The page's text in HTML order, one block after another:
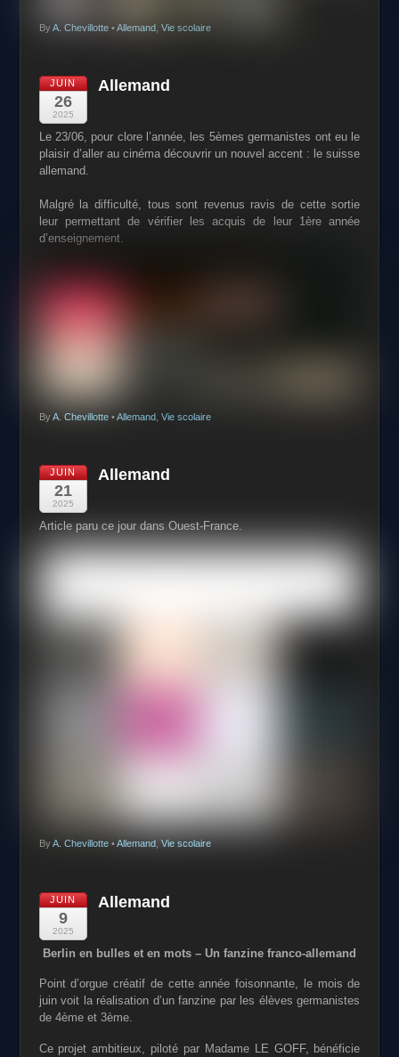
ByA. Chevillotte• Allemand, Vie scolaire
JUIN
26
2025
Allemand
Le 23/06, pour clore l’année, les 5èmes germanistes ont eu le
plaisir d’aller au cinéma découvrir un nouvel accent : le suisse
allemand.
Malgré la difficulté, tous sont revenus ravis de cette sortie
leur permettant de vérifier les acquis de leur 1ère année
d’enseignement.
ByA. Chevillotte• Allemand, Vie scolaire
JUIN
21
2025
Allemand
Article paru ce jour dans Ouest-France.
ByA. Chevillotte• Allemand Vie scolaire
JUIN
9
2025
Allemand
Berlin en bulles et en mots – Un fanzine franco-allemand
Point d’orgue créatif de cette année foisonnante, le mois de
juin voit la réalisation d’un fanzine par les élèves germanistes
de 4ème et 3ème.
Ce projet ambitieux, piloté par Madame LE GOFF, bénéficie